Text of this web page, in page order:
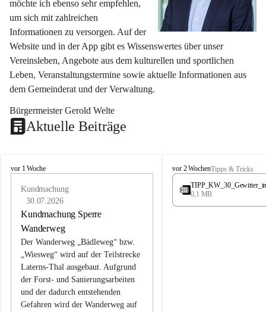
möchte ich ebenso sehr empfehlen,
um sich mit zahlreichen
Informationen zu versorgen. Auf der
Website und in der App gibt es Wissenswertes über unser
Vereinsleben, Angebote aus dem kulturellen und sportlichen
Leben, Veranstaltungstermine sowie aktuelle Informationen aus
dem Gemeinderat und der Verwaltung.
Bürgermeister Gerold Welte
Aktuelle Beiträge
L
vor 1 Woche
Kundmachung
30.07.2026
Kundmachung Sperre
Wanderweg
Der Wanderweg „Bädleweg“ bzw.
„Wiesweg“ wird auf der Teilstrecke
Laterns-Thal ausgebaut. Aufgrund
der Forst- und Sanierungsarbeiten
und der dadurch entstehenden
Gefahren wird der Wanderweg auf
L
a
e
vor 2 WochenTipps & Tricks
0,1 MB